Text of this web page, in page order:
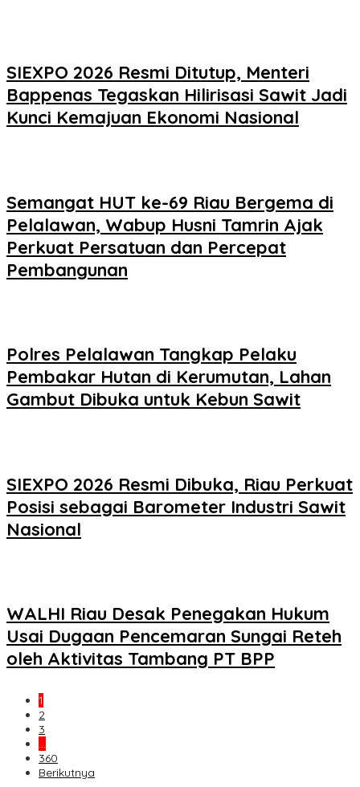
SIEXPO 2026 Resmi Ditutup, Menteri
Bappenas Tegaskan Hilirisasi Sawit Jadi
Kunci Kemajuan Ekonomi Nasional
Semangat HUT ke-69 Riau Bergema di
Pelalawan, Wabup Husni Tamrin Ajak
Perkuat Persatuan dan Percepat
Pembangunan
Polres Pelalawan Tangkap Pelaku
Pembakar Hutan di Kerumutan, Lahan
Gambut Dibuka untuk Kebun Sawit
SIEXPO 2026 Resmi Dibuka, Riau Perkuat
Posisi sebagai Barometer Industri Sawit
Nasional
WALHI Riau Desak Penegakan Hukum
Usai Dugaan Pencemaran Sungai Reteh
oleh Aktivitas Tambang PT BPP
1
2
3
…
360
Berikutnya